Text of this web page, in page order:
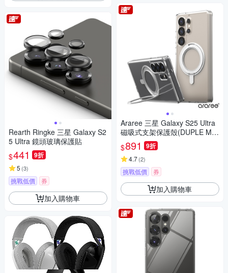
Rearth Ringke 三星 Galaxy S2
5 Ultra 鏡頭玻璃保護貼
$441 9折
5 (3)
挑戰低價 券
加入購物車
Araree 三星 Galaxy S25 Ultra
磁吸式支架保護殼(DUPLE M S
tand)
$891 9折
4.7(2)
挑戰低價 券
加入購物車